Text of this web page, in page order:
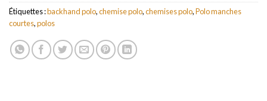
Étiquettes :backhand polo,chemise polo,chemises polo,Polo manches
courtes,polos